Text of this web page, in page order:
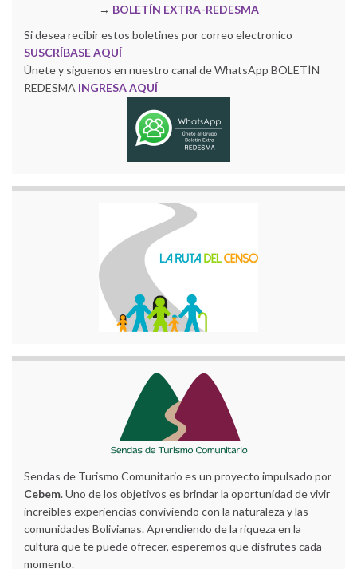
→ BOLETÍN EXTRA-REDESMA
Si desea recibir estos boletines por correo electronico
SUSCRÍBASE AQUÍ
Únete y siguenos en nuestro canal de WhatsApp BOLETÍN
REDESMA INGRESA AQUÍ
Sendas de Turismo Comunitario es un proyecto impulsado por
Cebem. Uno de los objetivos es brindar la oportunidad de vivir
increíbles experiencias conviviendo con la naturaleza y las
comunidades Bolivianas. Aprendiendo de la riqueza en la
cultura que te puede ofrecer, esperemos que disfrutes cada
momento.